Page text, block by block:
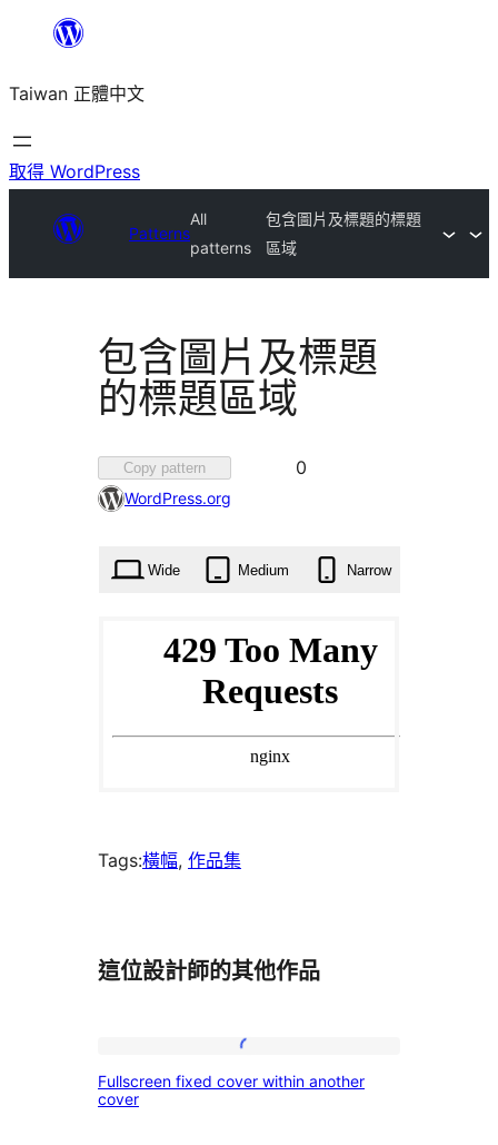
主
要
內
Taiwan 正體中文
取得 WordPress
Patterns
All
patterns
包含圖片及標題的標題
區域
包含圖片及標題
的標題區域
Copy pattern
0
加
入
至
0
WordPress.org
Wide Medium Narrow
Tags:橫幅, 作品集
這位設計師的其他作品
fixed
Fullscreen fixed cover within another
cover